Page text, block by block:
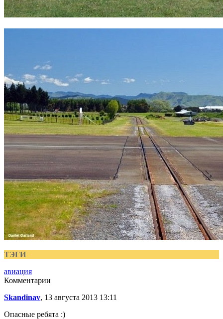
ТЭГИ
авиация
Комментарии
Skandinav, 13 августа 2013 13:11
Опасные ребята :)